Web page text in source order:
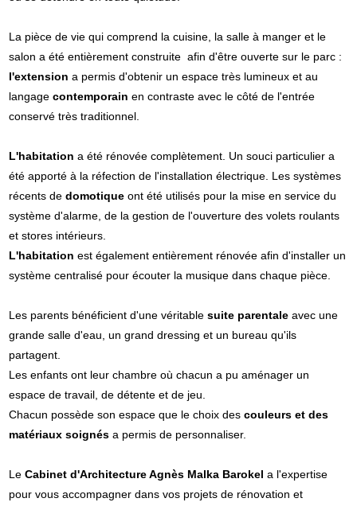
La pièce de vie qui comprend la cuisine, la salle à manger et le
salon a été entièrement construite afin d'être ouverte sur le parc :
l'extension a permis d'obtenir un espace très lumineux et au
langagecontemporain en contraste avec le côté de l'entrée
conservé très traditionnel.
L'habitation a été rénovée complètement. Un souci particulier a
été apporté à la réfection de l'installation électrique. Les systèmes
récents dedomotique ont été utilisés pour la mise en service du
système d'alarme, de la gestion de l'ouverture des volets roulants
et stores intérieurs.
L'habitation est également entièrement rénovée afin d'installer un
système centralisé pour écouter la musique dans chaque pièce.
Les parents bénéficient d'une véritablesuite parentale avec une
grande salle d'eau, un grand dressing et un bureau qu'ils
partagent.
Les enfants ont leur chambre où chacun a pu aménager un
espace de travail, de détente et de jeu.
Chacun possède son espace que le choix descouleurs et des
matériaux soignés a permis de personnaliser.
LeCabinet d'Architecture Agnès Malka Barokel a l'expertise
pour vous accompagner dans vos projets de rénovation et